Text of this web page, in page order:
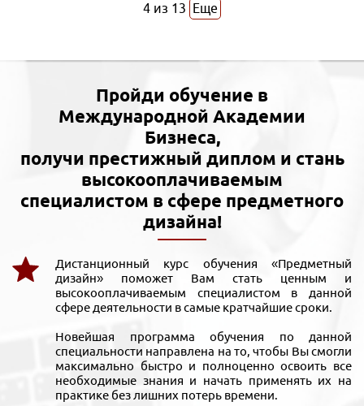
4 из 13 Еще
Пройди обучение в
Международной Академии
Бизнеса,
получи престижный диплом и стань
высокооплачиваемым
специалистом в сфере предметного
дизайна!
Дистанционный курс обучения «Предметный
дизайн» поможет Вам стать ценным и
высокооплачиваемым специалистом в данной
сфере деятельности в самые кратчайшие сроки.
Новейшая программа обучения по данной
специальности направлена на то, чтобы Вы смогли
максимально быстро и полноценно освоить все
необходимые знания и начать применять их на
практике без лишних потерь времени.